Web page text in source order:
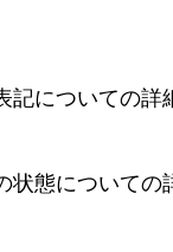
記についての詳
状態についての